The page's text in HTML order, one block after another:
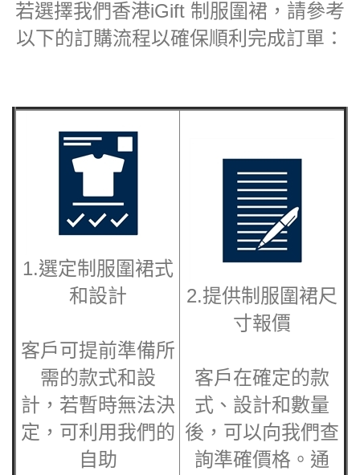
若選擇我們香港iGift 制服圍裙，請參考
以下的訂購流程以確保順利完成訂單：
1.選定制服圍裙式
和設計
客戶可提前準備所
需的款式和設
計，若暫時無法決
定，可利用我們的
自助
2.提供制服圍裙尺
寸報價
客戶在確定的款
式、設計和數量
後，可以向我們查
詢準確價格。通